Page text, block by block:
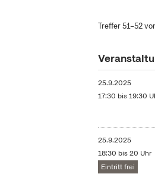
Treffer 51–52
25.9.2025
17:30 bis 19:30
25.9.2025
18:30 bis 20 Uhr
Eintritt frei